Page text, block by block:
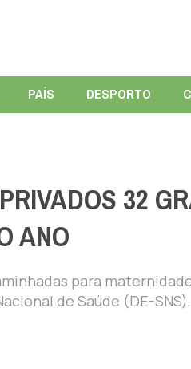
PAÍS DESPORTO
32
ANO
para
de Saúde (DE-